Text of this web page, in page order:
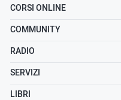
CORSI ONLINE
COMMUNITY
RADIO
SERVIZI
LIBRI